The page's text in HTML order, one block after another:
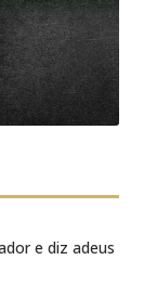
e diz adeus